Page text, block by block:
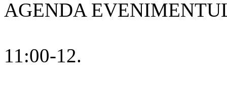
AGENDA
11:00-12.